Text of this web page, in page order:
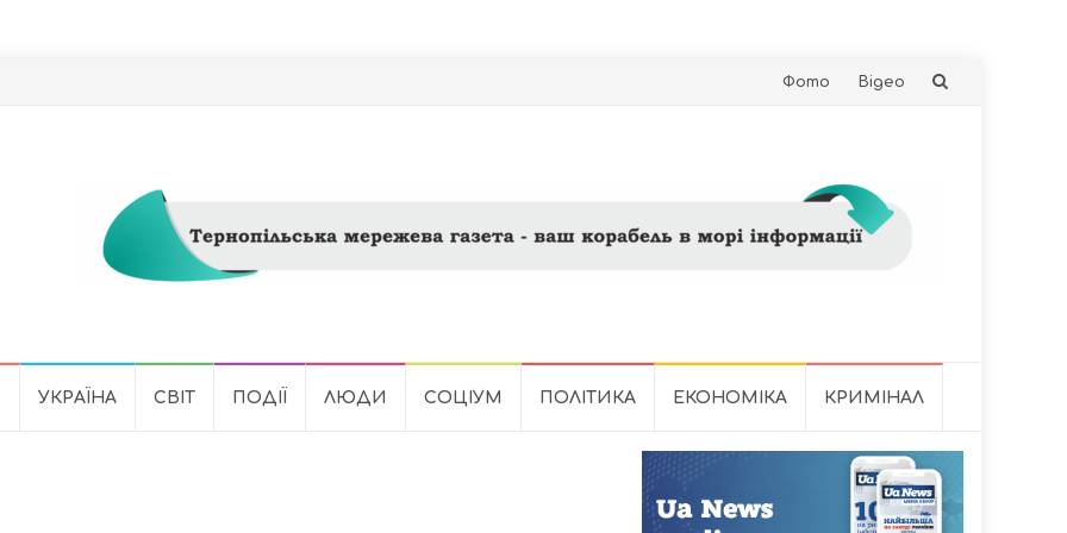
Skip
Фото Відео
УКРАЇНА СВІТ ПОДІЇ ЛЮДИ СОЦІУМ ПОЛІТИКА ЕКОНОМІКА КРИМІНАЛ